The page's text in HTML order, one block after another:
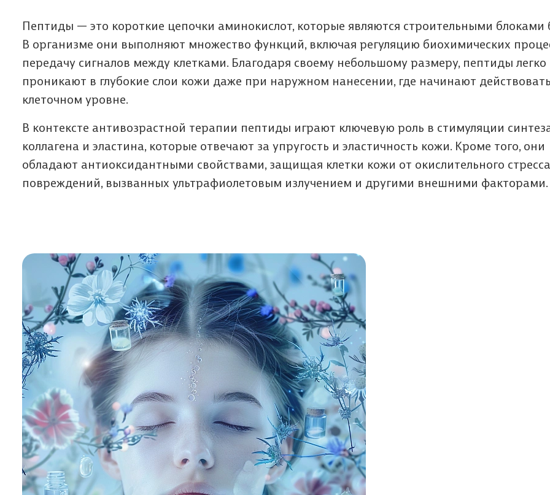
Пептиды — это короткие цепочки аминокислот, которые являются строительными блоками
В организме они выполняют множество функций, включая регуляцию биохимических
передачу сигналов между клетками. Благодаря своему небольшому размеру, пептиды легко
проникают в глубокие слои кожи даже при наружном нанесении, где начинают
клеточном уровне.
В контексте антивозрастной терапии пептиды играют ключевую роль в стимуляции
коллагена и эластина, которые отвечают за упругость и эластичность кожи. Кроме того, они
обладают антиоксидантными свойствами, защищая клетки кожи от окислительного
повреждений, вызванных ультрафиолетовым излучением и другими внешними факторами.